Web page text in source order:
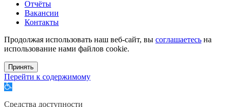
Отчёты
Вакансии
Контакты
Продолжая использовать наш веб-сайт, вы соглашаетесь на
использование нами файлов cookie.
Принять
Перейти к содержимому
Открыть
инструментов
Средства доступности